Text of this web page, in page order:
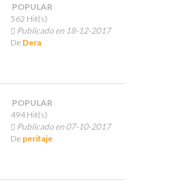
POPULAR
562 Hit(s)
Publicado en 18-12-2017
De Dera
POPULAR
494 Hit(s)
Publicado en 07-10-2017
De peritaje